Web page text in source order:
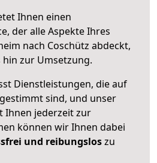
Ihnen einen
der alle Aspekte Ihres
nach Coschütz abdeckt,
zur Umsetzung.
Dienstleistungen, die auf
sind, und unser
Ihnen jederzeit zur
können wir Ihnen dabei
und reibungsloszu